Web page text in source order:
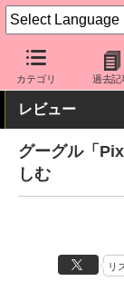
カテゴリ 過去記
ケータイ Watch
レビュー
グーグル「
しむ
リ